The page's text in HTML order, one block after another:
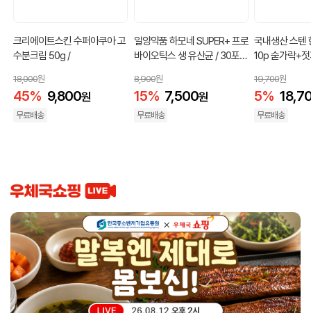
크리에이트스킨 수퍼아쿠아 고
수분크림 50g /
18,000원
45% 9,800원
무료배송
일양약품 하모네 SUPER+ 프로
바이오틱스 생 유산균 / 30포(1
8,900원
15% 7,500원
무료배송
국내생산 스텐
10p 숟가락+
19,700원
5%
무료배송